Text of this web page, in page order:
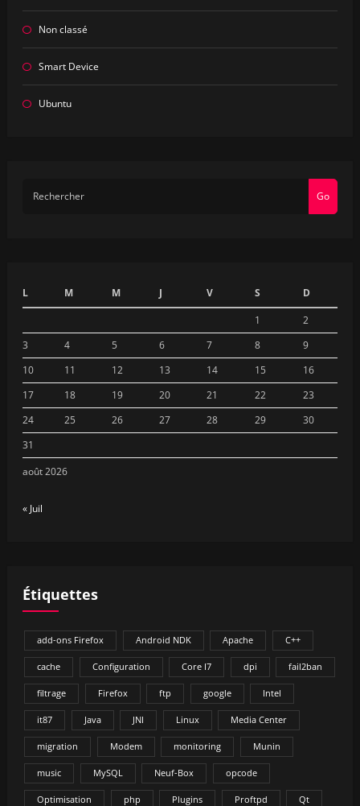
Non classé
Smart Device
Ubuntu
Go
août 2026
L M M J V S
D
1
2
3
4 5 6 7 8
9
10
11 12 13 14 15
16
17
18 19 20 21 22
23
24
25 26 27 28 29
30
31
« Juil
Étiquettes
add-ons Firefox Android NDK Apache C++
cache Configuration Core I7 dpi fail2ban
filtrage Firefox ftp google Intel
it87 Java JNI Linux Media Center
migration Modem monitoring Munin
music MySQL Neuf-Box opcode
Optimisation php Plugins Proftpd Qt